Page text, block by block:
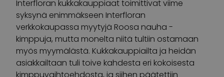
Interfloran kukkakauppiaat toimittivat viime
syksynä enimmäkseen Interfloran
verkkokaupassa myytyjä Roosa nauha -
kimppuja, mutta monelta niitä tultiin ostamaan
myös myymälästä. Kukkakauppiailta ja heidän
asiakkailtaan tuli toive kahdesta eri kokoisesta
kimppuvaihtoehdosta, ja siihen päätettiin